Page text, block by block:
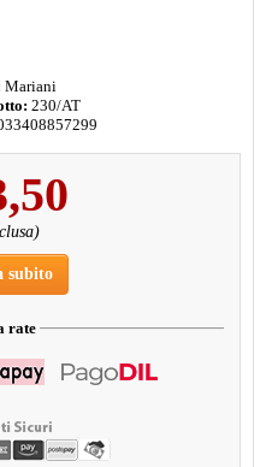
Mariani
230/AT
subito
rate